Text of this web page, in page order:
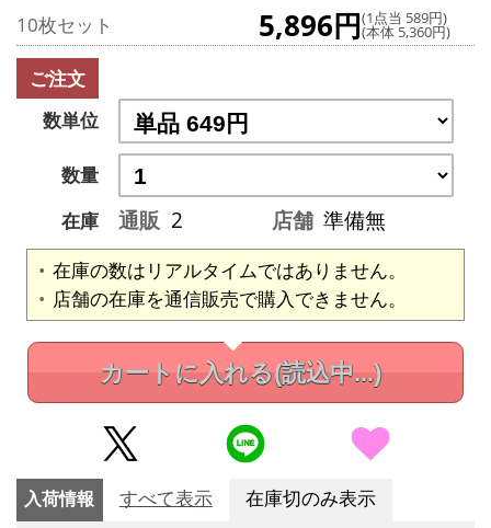
10枚セット 5,896円(1点当 589円)
(本体 5,360円)
ご注文
数単位
数量
在庫
通販 2 店舗 準備無
在庫の数はリアルタイムではありません。
店舗の在庫を通信販売で購入できません。
カートに入れる(読込中...)
入荷情報 すべて表示 在庫切のみ表示